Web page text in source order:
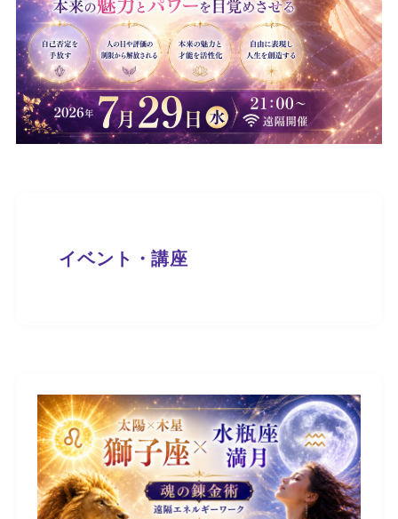
イベント・講座